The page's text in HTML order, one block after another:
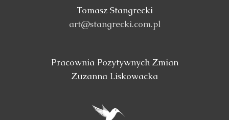
Tomasz Stangrecki
art@stangrecki.com.pl
Pracownia Pozytywnych Zmian
Zuzanna Liskowacka